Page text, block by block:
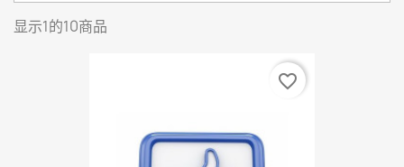
显示1的10商品
favorite_border